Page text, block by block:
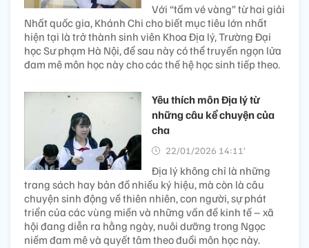
Với “tấm vé vàng” từ hai giải
Nhất quốc gia, Khánh Chi cho biết mục tiêu lớn nhất
hiện tại là trở thành sinh viên Khoa Địa lý, Trường Đại
học Sư phạm Hà Nội, để sau này có thể truyền ngọn lửa
đam mê môn học này cho các thế hệ học sinh tiếp theo.
Yêu thích môn Địa lý từ
những câu kể chuyện của
cha
22/01/2026 14:11’
Địa lý không chỉ là những
trang sách hay bản đồ nhiều ký hiệu, mà còn là câu
chuyện sinh động về thiên nhiên, con người, sự phát
triển của các vùng miền và những vấn đề kinh tế – xã
hội đang diễn ra hằng ngày, nuôi dưỡng trong Ngọc
niềm đam mê và quyết tâm theo đuổi môn học này.